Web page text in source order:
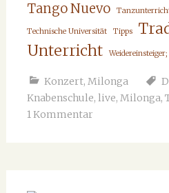
Tango Nuevo
Technische Universität Tipps
Unterricht Weidereinsteiger;
Konzert, Milonga
Knabenschule, live, Milonga,
1 Kommentar